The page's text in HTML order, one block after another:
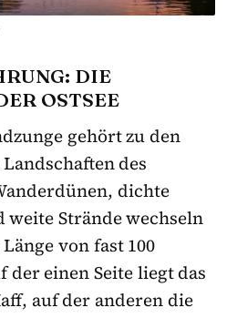
DIE
OSTSEE
gehört zu den
des
dichte
Strände wechseln
von fast 100
einen Seite liegt das
auf der anderen die